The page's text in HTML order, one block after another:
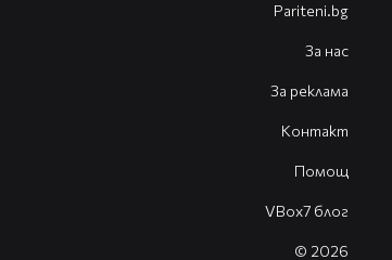
Pariteni.bg
За нас
За реклама
Контакт
Помощ
VBox7 блог
© 2026